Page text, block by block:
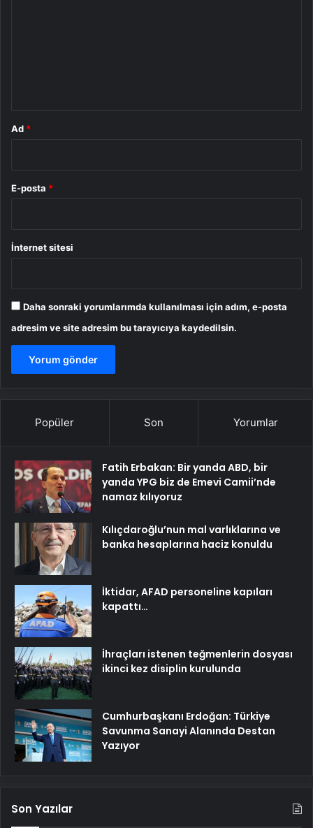
Ad *
E-posta *
İnternet sitesi
Daha sonraki yorumlarımda kullanılması için adım, e-posta
adresim ve site adresim bu tarayıcıya kaydedilsin.
Popüler Son Yorumlar
Fatih Erbakan: Bir yanda ABD, bir
yanda YPG biz de Emevi Camii’nde
namaz kılıyoruz
Kılıçdaroğlu’nun mal varlıklarına ve
banka hesaplarına haciz konuldu
İktidar, AFAD personeline kapıları
kapattı…
İhraçları istenen teğmenlerin dosyası
ikinci kez disiplin kurulunda
Cumhurbaşkanı Erdoğan: Türkiye
Savunma Sanayi Alanında Destan
Yazıyor
Son Yazılar